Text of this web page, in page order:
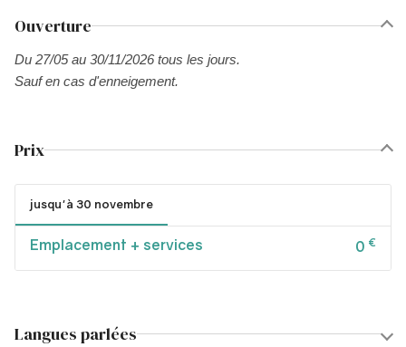
Ouverture
Du 27/05 au 30/11/2026 tous les jours.
Sauf en cas d'enneigement.
Prix
jusqu'à 30 novembre
Emplacement + services 0 €
Langues parlées